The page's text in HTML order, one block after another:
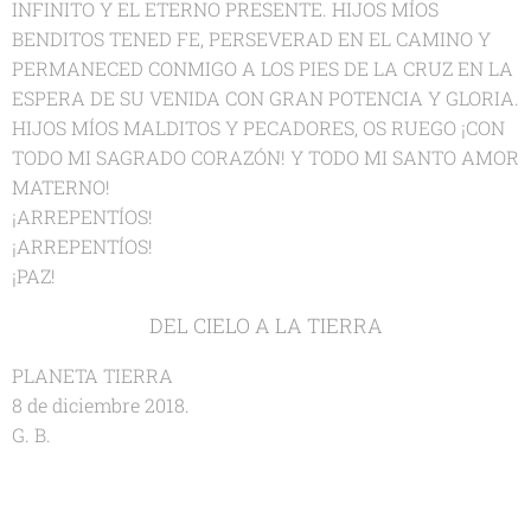
INFINITO Y EL ETERNO PRESENTE. HIJOS MÍOS
BENDITOS TENED FE, PERSEVERAD EN EL CAMINO Y
PERMANECED CONMIGO A LOS PIES DE LA CRUZ EN LA
ESPERA DE SU VENIDA CON GRAN POTENCIA Y GLORIA.
HIJOS MÍOS MALDITOS Y PECADORES, OS RUEGO ¡CON
TODO MI SAGRADO CORAZÓN! Y TODO MI SANTO AMOR
MATERNO!
¡ARREPENTÍOS!
¡ARREPENTÍOS!
¡PAZ!
DEL CIELO A LA TIERRA
PLANETA TIERRA
8 de diciembre 2018.
G. B.